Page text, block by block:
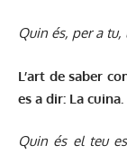
Quin és, per a
L’art de saber
es a dir: La cuina.
Quin és el teu